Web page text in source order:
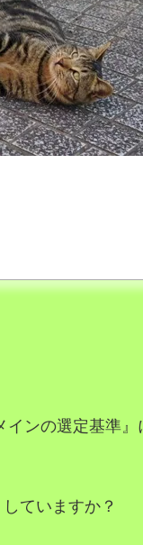
インの選定基準』
ていますか？